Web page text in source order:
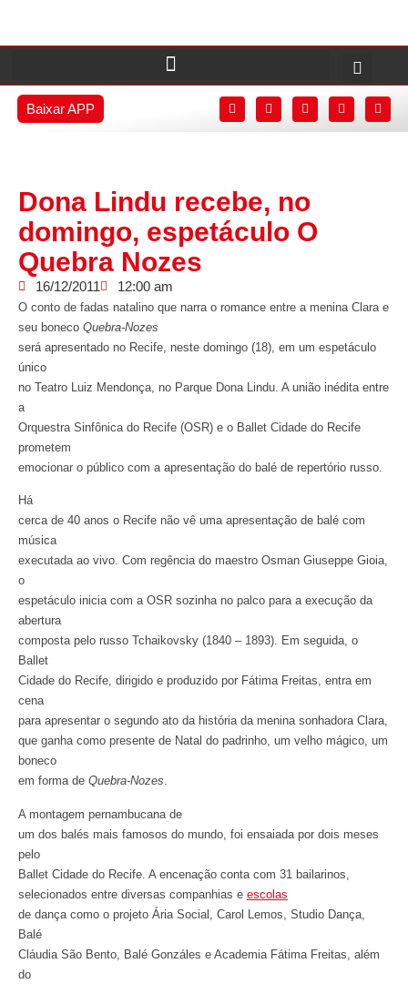
Baixar APP
Dona Lindu recebe, no
domingo, espetáculo O
Quebra Nozes
16/12/2011 12:00 am
O conto de fadas natalino que narra o romance entre a menina Clara e
seu boneco Quebra-Nozes
será apresentado no Recife, neste domingo (18), em um espetáculo
único
no Teatro Luiz Mendonça, no Parque Dona Lindu. A união inédita entre
a
Orquestra Sinfônica do Recife (OSR) e o Ballet Cidade do Recife
prometem
emocionar o público com a apresentação do balé de repertório russo.
Há
cerca de 40 anos o Recife não vê uma apresentação de balé com
música
executada ao vivo. Com regência do maestro Osman Giuseppe Gioia,
o
espetáculo inicia com a OSR sozinha no palco para a execução da
abertura
composta pelo russo Tchaikovsky (1840 – 1893). Em seguida, o
Ballet
Cidade do Recife, dirigido e produzido por Fátima Freitas, entra em
cena
para apresentar o segundo ato da história da menina sonhadora Clara,
que ganha como presente de Natal do padrinho, um velho mágico, um
boneco
em forma de Quebra-Nozes.
A montagem pernambucana de
um dos balés mais famosos do mundo, foi ensaiada por dois meses
pelo
Ballet Cidade do Recife. A encenação conta com 31 bailarinos,
selecionados entre diversas companhias e escolas
de dança como o projeto Ária Social, Carol Lemos, Studio Dança,
Balé
Cláudia São Bento, Balé Gonzáles e Academia Fátima Freitas, além
do